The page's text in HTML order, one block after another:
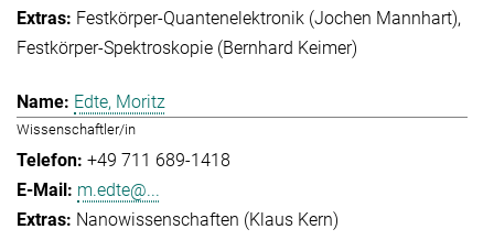
Festkörper-Quantenelektronik (Jochen Mannhart)
Festkörper-Spektroskopie (Bernhard Keimer)
Edte, Moritz
Wissenschaftler/in
+49 711 689-1418
m.edte@...
Nanowissenschaften (Klaus Kern)